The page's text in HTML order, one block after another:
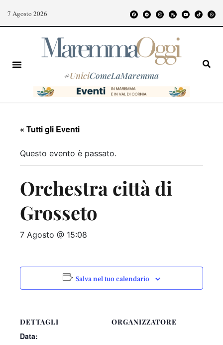
7 Agosto 2026
#UniciComeLaMaremma
« Tutti gli Eventi
Questo evento è passato.
Orchestra città di
Grosseto
7 Agosto @ 15:08
Salva nel tuo calendario
DETTAGLI
Data:
ORGANIZZATORE